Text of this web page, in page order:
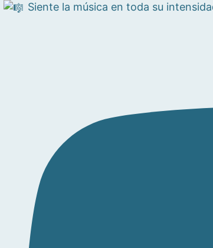
Siente la música en toda su